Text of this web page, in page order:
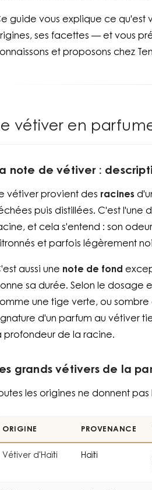
guide vous explique ce qu'est
ses facettes — et vous
et proposons chez
vétiver en
note de vétiver :
vétiver provient des racines
puis distillées. C'est l'une
et cela s'entend : son
et parfois légèrement
aussi une note de fond
sa durée. Selon le dosage
une tige verte, ou sombre
d'un parfum au vétiver
profondeur de la racine.
grands vétivers de la
les origines ne donnent
ORIGINE PROVENANCE
Vétiver d'Haïti Haïti